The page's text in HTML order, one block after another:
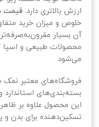
ارزش بالاتری دارد. قیمت
خلوص و میزان خرید
آن بسیار
محصولات طبیعی و
می‌شود.
فروشگاه‌های معتبر نمک
بسته‌بندی‌های
این محصول علاوه بر
تسکین‌دهنده برای بدن